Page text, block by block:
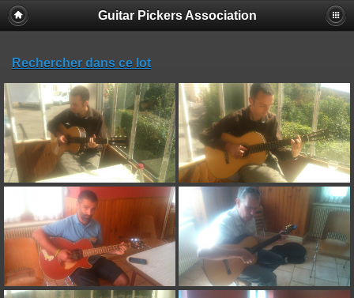
Guitar Pickers Association
Rechercher dans ce lot